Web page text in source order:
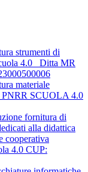
strumenti di
4.0 _Ditta MR
materiale
PNRR SCUOLA 4.0
fornitura di
alla didattica
cooperativa
4.0 CUP: